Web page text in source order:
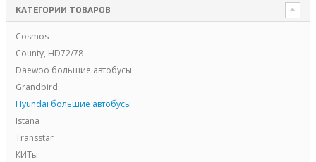
КАТЕГОРИИ ТОВАРОВ
Cosmos
County, HD72/78
Daewoo большие автобусы
Grandbird
Hyundai большие автобусы
Istana
Transstar
КИТы